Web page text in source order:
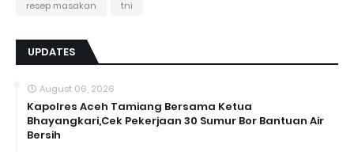
resep masakan
tni
UPDATES
August 06, 2026
Kapolres Aceh Tamiang Bersama Ketua
Bhayangkari,Cek Pekerjaan 30 Sumur Bor Bantuan Air
Bersih